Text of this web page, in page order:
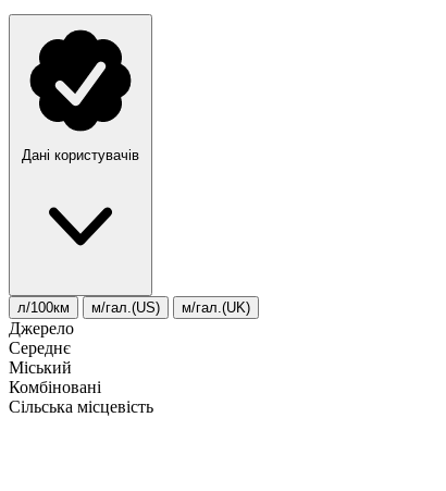
Дані користувачів
л/100км м/гал.(US) м/гал.(UK)
Джерело
Середнє
Міський
Комбіновані
Сільська місцевість